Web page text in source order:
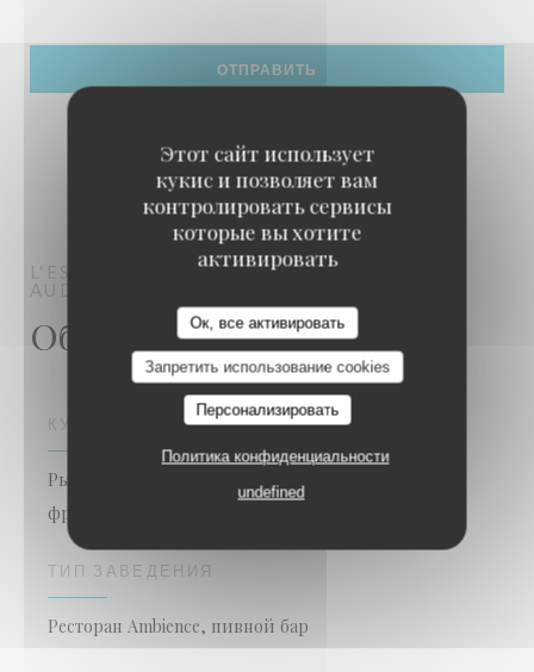
Этот сайт использует
кукис и позволяет вам
контролировать сервисы
которые вы хотите
активировать
Ок, все активировать
Запретить использование cookies
Персонализировать
Политика конфиденциальности
undefined
L'ESTIVAL
РЕСТОРАН AMBIENCE
AUDINGHEN
Общая информация
КУХНЯ
Рыба и морепродукты, Традиционный
французский, Традиционная кухня
ТИП ЗАВЕДЕНИЯ
Ресторан Ambience, пивной бар
L'Estival